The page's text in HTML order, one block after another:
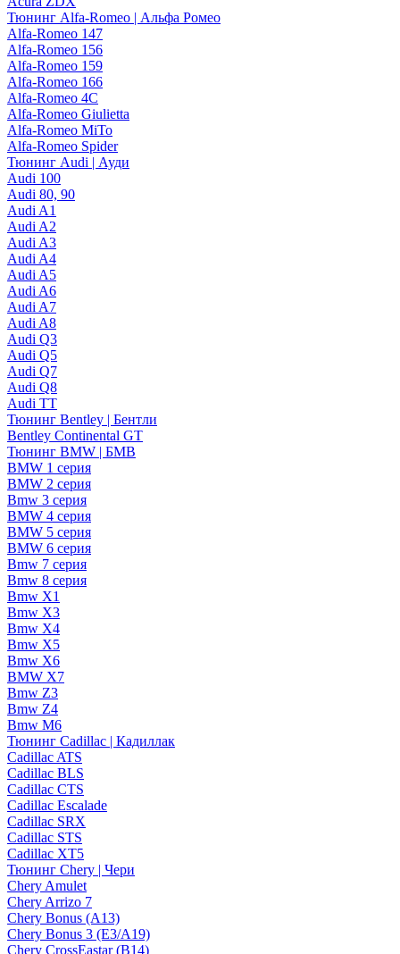
Тюнинг Alfa-Romeo | Альфа Ромео
Alfa-Romeo 147
Alfa-Romeo 156
Alfa-Romeo 159
Alfa-Romeo 166
Alfa-Romeo 4C
Alfa-Romeo Giulietta
Alfa-Romeo MiTo
Alfa-Romeo Spider
Тюнинг Audi | Ауди
Audi 100
Audi 80, 90
Audi A1
Audi A2
Audi A3
Audi A4
Audi A5
Audi A6
Audi A7
Audi A8
Audi Q3
Audi Q5
Audi Q7
Audi Q8
Audi TT
Тюнинг Bentley | Бентли
Bentley Continental GT
Тюнинг BMW | БМВ
BMW 1 серия
BMW 2 серия
Bmw 3 серия
BMW 4 серия
BMW 5 серия
BMW 6 серия
Bmw 7 серия
Bmw 8 серия
Bmw X1
Bmw X3
Bmw X4
Bmw X5
Bmw X6
BMW X7
Bmw Z3
Bmw Z4
Bmw М6
Тюнинг Cadillac | Кадиллак
Cadillac ATS
Cadillac BLS
Cadillac CTS
Cadillac Escalade
Cadillac SRX
Cadillac STS
Cadillac XT5
Тюнинг Chery | Чери
Chery Amulet
Chery Arrizo 7
Chery Bonus (A13)
Chery Bonus 3 (E3/A19)
Chery CrossEastar (B14)